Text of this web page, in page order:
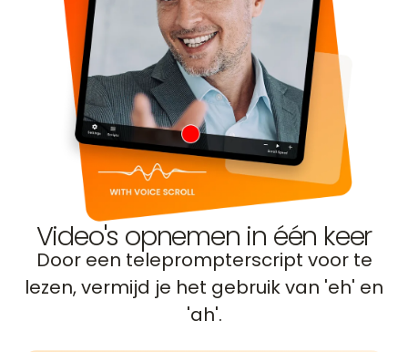
Video's opnemen in één keer
Door een teleprompterscript voor te
lezen, vermijd je het gebruik van 'eh' en
'ah'.